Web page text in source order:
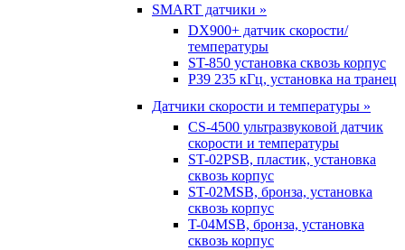
SMART датчики »
DX900+ датчик скорости/
температуры
ST-850 установка сквозь корпус
P39 235 кГц, установка на транец
Датчики скорости и температуры »
CS-4500 ультразвуковой датчик
скорости и температуры
ST-02PSB, пластик, установка
сквозь корпус
ST-02MSB, бронза, установка
сквозь корпус
T-04MSB, бронза, установка
сквозь корпус